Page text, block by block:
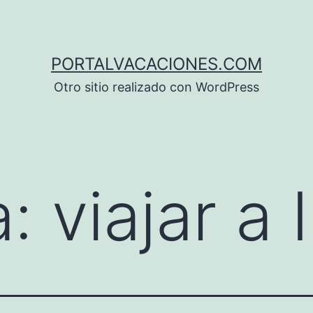
PORTALVACACIONES.COM
Otro sitio realizado con WordPress
viajar a